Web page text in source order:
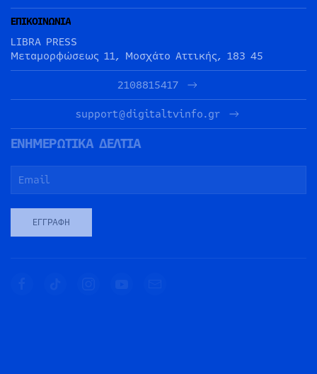
ΕΠΙΚΟΙΝΩΝΙΑ
LIBRA PRESS
Μεταμορφώσεως 11, Μοσχάτο Αττικής, 183 45
2108815417
support@digitaltvinfo.gr
ΕΝΗΜΕΡΩΤΙΚΑ ΔΕΛΤΙΑ
ΕΓΓΡΑΦΉ